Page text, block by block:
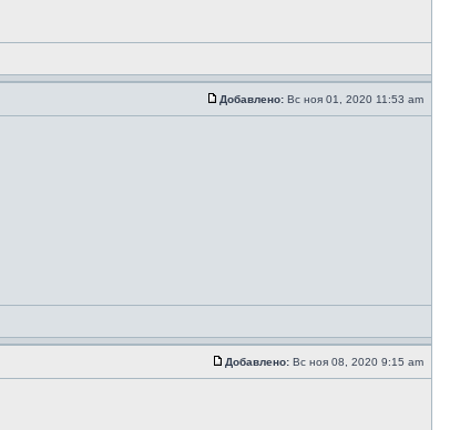
Добавлено: Вс ноя 01, 2020 11:53 am
Добавлено: Вс ноя 08, 2020 9:15 am